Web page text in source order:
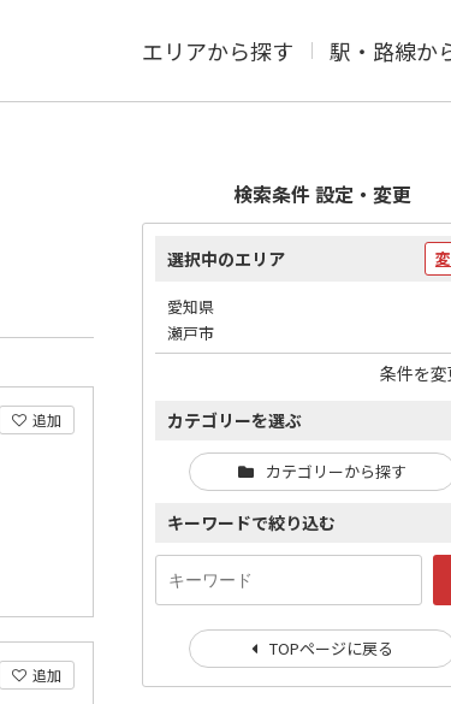
エリアから探す 駅・路線か
追加
追加
検索条件 設定・変更
選択中のエリア
愛知県
瀬戸市
条件を変
カテゴリーを選ぶ
カテゴリーから探す
キーワードで絞り込む
TOPページに戻る